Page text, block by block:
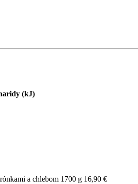
(kJ)
a chlebom 1700 g 16,90 €